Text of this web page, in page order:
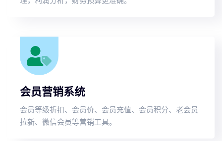
会员营销系统
会员等级折扣、会员价、会员充值、会员积分、老会员
拉新、微信会员等营销工具。